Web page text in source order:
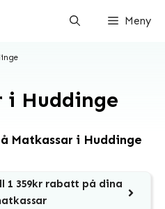
Meny
i Huddinge
Matkassar i Huddinge
1 359kr rabatt på dina